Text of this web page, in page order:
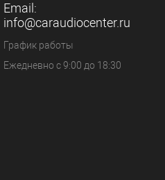
Email:
info@caraudiocenter.ru
График работы
Ежедневно с 9:00 до 18:30